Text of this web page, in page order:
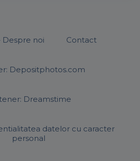
Despre noi Contact
Depositphotos.com
Dreamstime
datelor cu caracter
personal